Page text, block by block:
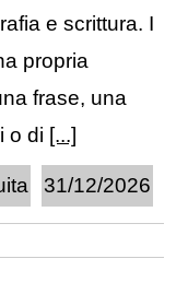
e scrittura. I
propria
frase, una
o di [...]
31/12/2026